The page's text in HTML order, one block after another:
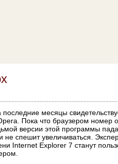
последние месяцы
Пока что браузером номер
версии этой программы
не спешит увеличиваться.
Internet Explorer 7 станут